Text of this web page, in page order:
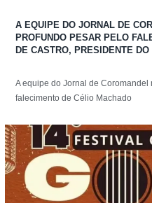
A EQUIPE DO JORNAL DE
PROFUNDO PESAR PELO
DE CASTRO, PRESIDENTE
A equipe do Jornal de
falecimento de Célio Machado